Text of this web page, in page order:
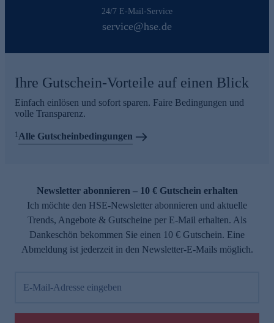
24/7 E-Mail-Service
service@hse.de
Ihre Gutschein-Vorteile auf einen Blick
Einfach einlösen und sofort sparen. Faire Bedingungen und
volle Transparenz.
1 Alle Gutscheinbedingungen
Newsletter abonnieren – 10 € Gutschein erhalten
Ich möchte den HSE-Newsletter abonnieren und aktuelle
Trends, Angebote & Gutscheine per E-Mail erhalten. Als
Dankeschön bekommen Sie einen 10 € Gutschein. Eine
Abmeldung ist jederzeit in den Newsletter-E-Mails möglich.
E-Mail-Adresse eingeben